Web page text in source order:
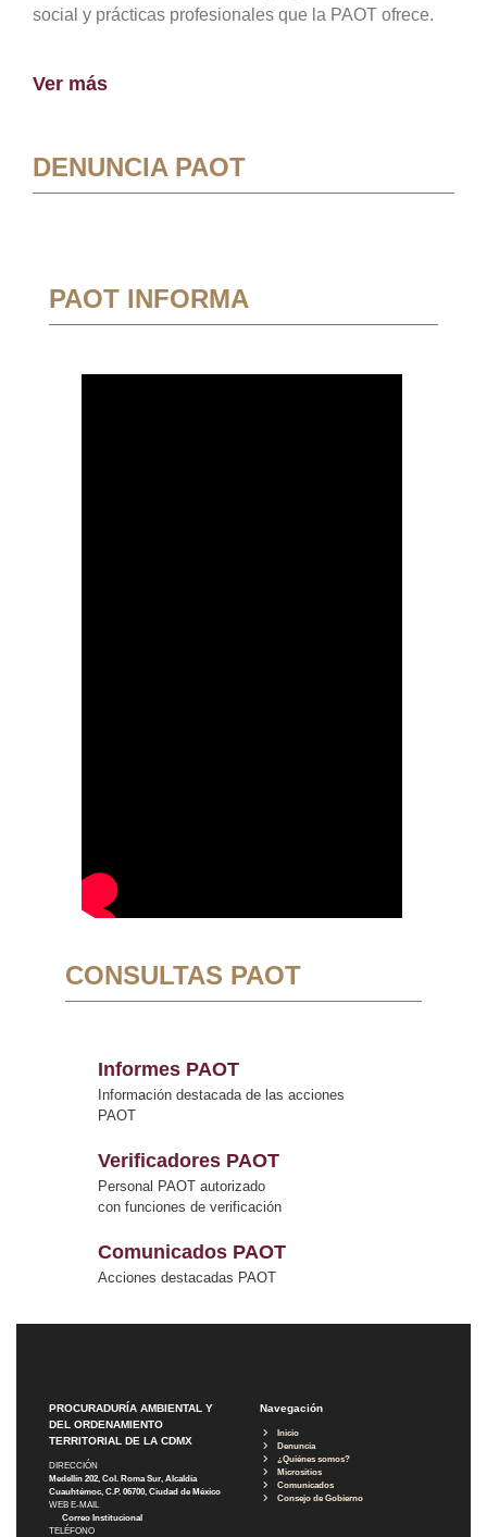
social y prácticas profesionales que la PAOT ofrece.
Ver más
DENUNCIA PAOT
PAOT INFORMA
CONSULTAS PAOT
Informes PAOT
Información destacada de las acciones
PAOT
Verificadores PAOT
Personal PAOT autorizado
con funciones de verificación
Comunicados PAOT
Acciones destacadas PAOT
PROCURADURÍA AMBIENTAL Y
DEL ORDENAMIENTO
TERRITORIAL DE LA CDMX
DIRECCIÓN
Medellín 202, Col. Roma Sur, Alcaldía
Cuauhtémoc, C.P. 06700, Ciudad de México
WEB E-MAIL
Correo Institucional
TELÉFONO
Navegación
Inicio
Denuncia
¿Quiénes somos?
Micrositios
Comunicados
Consejo de Gobierno